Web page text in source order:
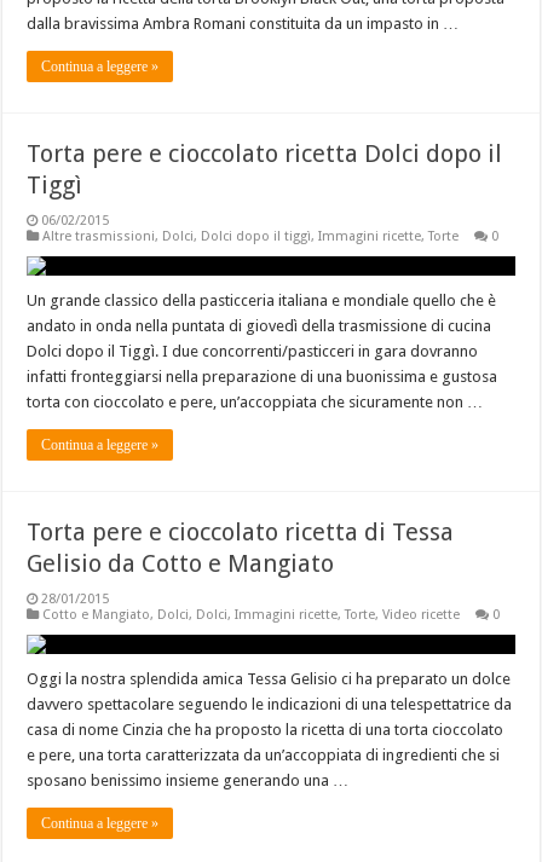
dalla bravissima Ambra Romani constituita da un impasto in …
Continua a leggere »
Torta pere e cioccolato ricetta Dolci dopo il
Tiggì
06/02/2015
Altre trasmissioni, Dolci, Dolci dopo il tiggì,Immagini ricette,Torte 0
Un grande classico della pasticceria italiana e mondiale quello che è
andato in onda nella puntata di giovedì della trasmissione di cucina
Dolci dopo il Tiggì. I due concorrenti/pasticceri in gara dovranno
infatti fronteggiarsi nella preparazione di una buonissima e gustosa
torta con cioccolato e pere, un’accoppiata che sicuramente non …
Continua a leggere »
Torta pere e cioccolato ricetta di Tessa
Gelisio da Cotto e Mangiato
28/01/2015
Cotto e Mangiato, Dolci, Dolci,Immagini ricette,Torte,Video ricette 0
Oggi la nostra splendida amica Tessa Gelisio ci ha preparato un dolce
davvero spettacolare seguendo le indicazioni di una telespettatrice da
casa di nome Cinzia che ha proposto la ricetta di una torta cioccolato
e pere, una torta caratterizzata da un’accoppiata di ingredienti che si
sposano benissimo insieme generando una …
Continua a leggere »